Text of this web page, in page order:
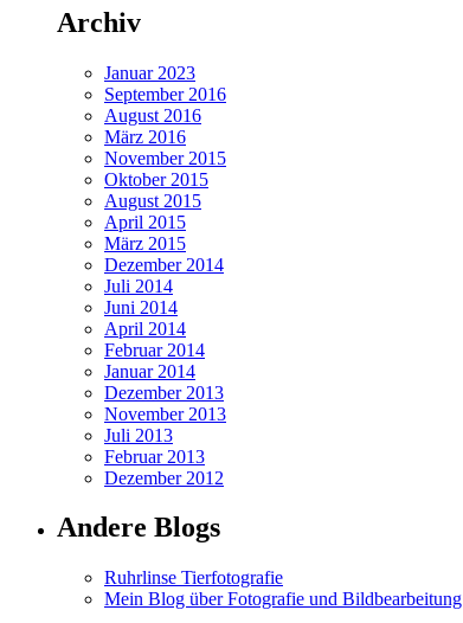
Archiv
Januar 2023
September 2016
August 2016
März 2016
November 2015
Oktober 2015
August 2015
April 2015
März 2015
Dezember 2014
Juli 2014
Juni 2014
April 2014
Februar 2014
Januar 2014
Dezember 2013
November 2013
Juli 2013
Februar 2013
Dezember 2012
Andere Blogs
Ruhrlinse Tierfotografie
Mein Blog über Fotografie und Bildbearbeitung